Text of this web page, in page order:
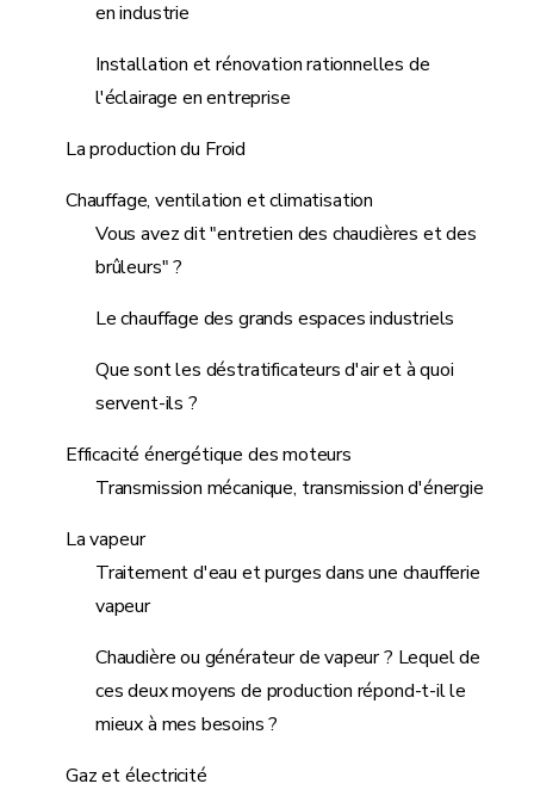
en industrie
Installation et rénovation rationnelles de
l'éclairage en entreprise
La production du Froid
Chauffage, ventilation et climatisation
Vous avez dit "entretien des chaudières et des
brûleurs" ?
Le chauffage des grands espaces industriels
Que sont les déstratificateurs d'air et à quoi
servent-ils ?
Efficacité énergétique des moteurs
Transmission mécanique, transmission d'énergie
La vapeur
Traitement d'eau et purges dans une chaufferie
vapeur
Chaudière ou générateur de vapeur ? Lequel de
ces deux moyens de production répond-t-il le
mieux à mes besoins ?
Gaz et électricité